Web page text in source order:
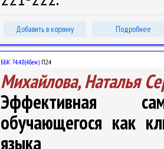
Добавить в корзину Подробнее
ББК 74.48(4Беи) П24
Михайлова, Наталья
Эффективная
обучающегося как
языка